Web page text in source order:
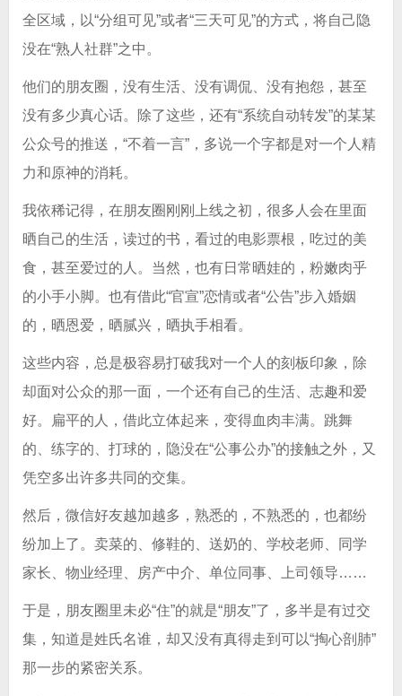
全区域，以“分组可见”或者“三天可见”的方式，将自己隐
没在“熟人社群”之中。
他们的朋友圈，没有生活、没有调侃、没有抱怨，甚至
没有多少真心话。除了这些，还有“系统自动转发”的某某
公众号的推送，“不着一言”，多说一个字都是对一个人精
力和原神的消耗。
我依稀记得，在朋友圈刚刚上线之初，很多人会在里面
晒自己的生活，读过的书，看过的电影票根，吃过的美
食，甚至爱过的人。当然，也有日常晒娃的，粉嫩肉乎
的小手小脚。也有借此“官宣”恋情或者“公告”步入婚姻
的，晒恩爱，晒腻兴，晒执手相看。
这些内容，总是极容易打破我对一个人的刻板印象，除
却面对公众的那一面，一个还有自己的生活、志趣和爱
好。扁平的人，借此立体起来，变得血肉丰满。跳舞
的、练字的、打球的，隐没在“公事公办”的接触之外，又
凭空多出许多共同的交集。
然后，微信好友越加越多，熟悉的，不熟悉的，也都纷
纷加上了。卖菜的、修鞋的、送奶的、学校老师、同学
家长、物业经理、房产中介、单位同事、上司领导……
于是，朋友圈里未必“住”的就是“朋友”了，多半是有过交
集，知道是姓氏名谁，却又没有真得走到可以“掏心剖肺”
那一步的紧密关系。